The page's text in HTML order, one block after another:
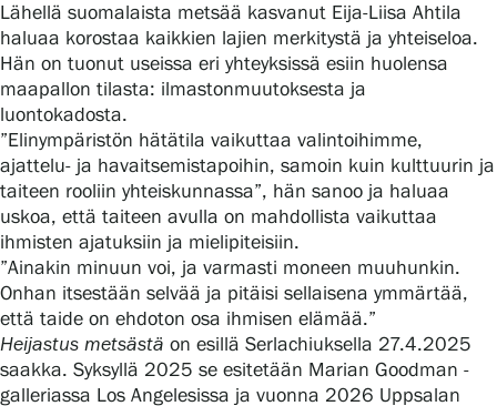
Lähellä suomalaista metsää kasvanut Eija-Liisa Ahtila
haluaa korostaa kaikkien lajien merkitystä ja yhteiseloa.
Hän on tuonut useissa eri yhteyksissä esiin huolensa
maapallon tilasta: ilmastonmuutoksesta ja
luontokadosta.
”Elinympäristön hätätila vaikuttaa valintoihimme,
ajattelu- ja havaitsemistapoihin, samoin kuin kulttuurin ja
taiteen rooliin yhteiskunnassa”, hän sanoo ja haluaa
uskoa, että taiteen avulla on mahdollista vaikuttaa
ihmisten ajatuksiin ja mielipiteisiin.
”Ainakin minuun voi, ja varmasti moneen muuhunkin.
Onhan itsestään selvää ja pitäisi sellaisena ymmärtää,
että taide on ehdoton osa ihmisen elämää.”
Heijastus metsästä on esillä Serlachiuksella 27.4.2025
saakka. Syksyllä 2025 se esitetään Marian Goodman -
galleriassa Los Angelesissa ja vuonna 2026 Uppsalan